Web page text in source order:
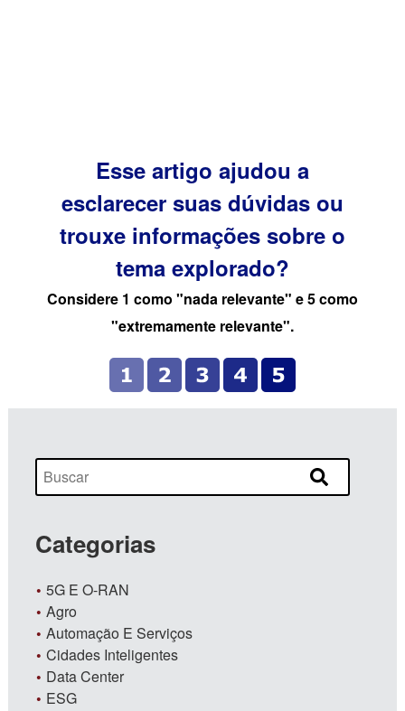
Esse artigo ajudou a
esclarecer suas dúvidas ou
trouxe informações sobre o
tema explorado?
Considere 1 como "nada relevante" e 5 como
"extremamente relevante".
Categorias
5G E O-RAN
Agro
Automação E Serviços
Cidades Inteligentes
Data Center
ESG